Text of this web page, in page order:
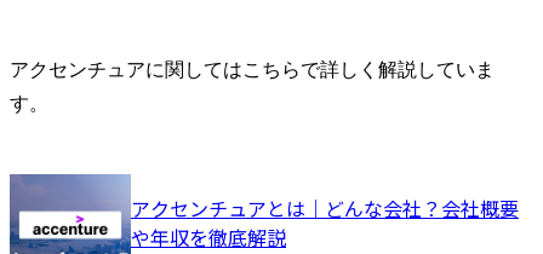
アクセンチュアに関してはこちらで詳しく解説していま
す。
アクセンチュアとは｜どんな会社？会社概要
や年収を徹底解説